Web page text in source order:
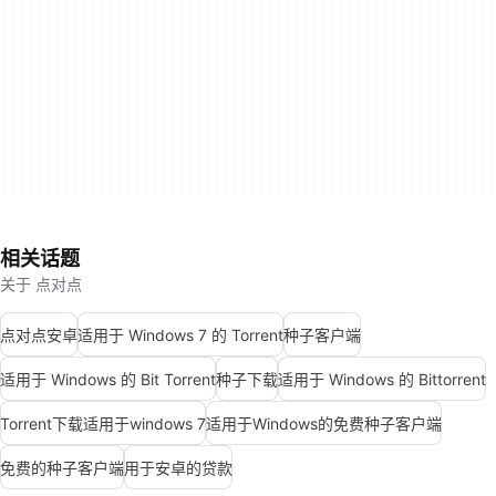
相关话题
关于 点对点
点对点安卓适用于 Windows 7 的 Torrent种子客户端
适用于 Windows 的 Bit Torrent种子下载适用于 Windows 的 Bittorrent
Torrent下载适用于windows 7适用于Windows的免费种子客户端
免费的种子客户端用于安卓的贷款